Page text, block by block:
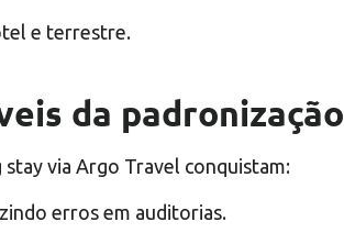
e terrestre.
da padronização
via Argo Travel conquistam:
erros em auditorias.